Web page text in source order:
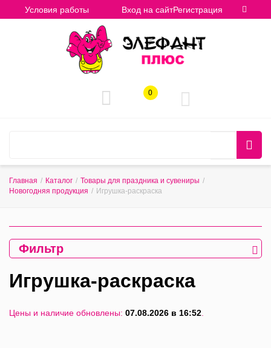
Условия работы Вход на сайтРегистрация
0
Главная / Каталог / Товары для праздника и сувениры /
Новогодняя продукция / Игрушка-раскраска
Фильтр
Игрушка-раскраска
Цены и наличие обновлены: 07.08.2026 в 16:52.